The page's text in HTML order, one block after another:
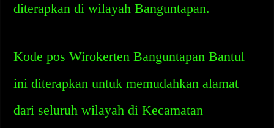
diterapkan di wilayah Banguntapan.
Kode pos Wirokerten Banguntapan Bantul
ini diterapkan untuk memudahkan alamat
dari seluruh wilayah di Kecamatan